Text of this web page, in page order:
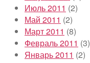
Июль 2011 (2)
Май 2011 (2)
Март 2011 (8)
Февраль 2011 (3)
Январь 2011 (2)